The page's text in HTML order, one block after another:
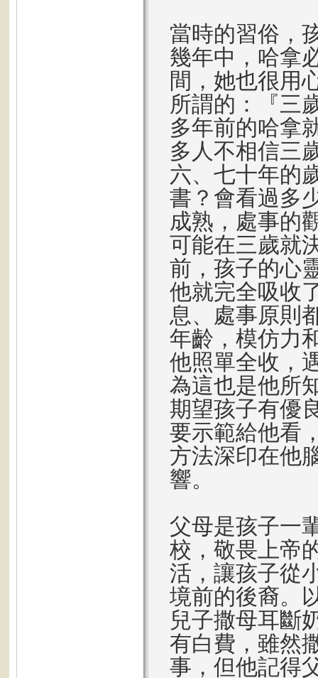
當時的習俗，
幾年中，哈拿
間，她也很用
所謂的：『三
多年前的哈拿
多人不相信三
六、七十年的
書？會看過多
成熟，處事的
可能在三歲就
前，孩子的心
他就完全吸收
息、處事原則
年齡，模仿力
他照單全收，
為這也是他所
期望孩子有優
要示範給他看
方法深印在他
響。
父母是孩子一
校，敬畏上帝
活，讓孩子從
境前的後裔。
兒子撒母耳斷
有白費，雖然
事，但他記得